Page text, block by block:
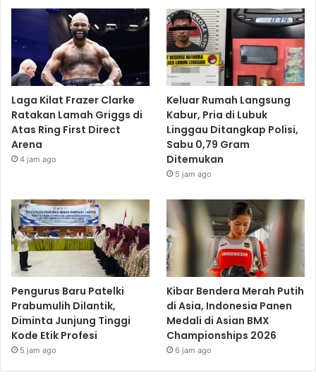
Laga Kilat Frazer Clarke
Ratakan Lamah Griggs di
Atas Ring First Direct
Arena
4 jam ago
Keluar Rumah Langsung
Kabur, Pria di Lubuk
Linggau Ditangkap Polisi,
Sabu 0,79 Gram
Ditemukan
5 jam ago
Pengurus Baru Patelki
Prabumulih Dilantik,
Diminta Junjung Tinggi
Kode Etik Profesi
5 jam ago
Kibar Bendera Merah Putih
di Asia, Indonesia Panen
Medali di Asian BMX
Championships 2026
6 jam ago